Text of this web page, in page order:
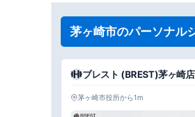
茅ヶ崎市のパーソナル
ブレスト (BREST)茅ヶ崎店
茅ヶ崎市役所から1m